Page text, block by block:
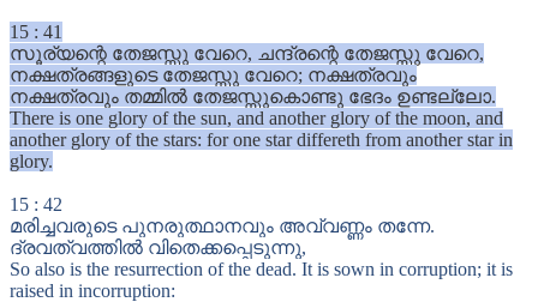
15 : 41
സൂര്യന്റെ തേജസ്സു വേറെ, ചന്ദ്രന്റെ തേജസ്സു വേറെ,
നക്ഷത്രങ്ങളുടെ തേജസ്സു വേറെ; നക്ഷത്രവും
നക്ഷത്രവും തമ്മിൽ തേജസ്സുകൊണ്ടു ഭേദം ഉണ്ടല്ലോ.
There is one glory of the sun, and another glory of the moon, and
another glory of the stars: for one star differeth from another star in
glory.
15 : 42
മരിച്ചവരുടെ പുനരുത്ഥാനവും അവ്വണ്ണം തന്നേ.
ദ്രവത്വത്തിൽ വിതെക്കപ്പെടുന്നു,
So also is the resurrection of the dead. It is sown in corruption; it is
raised in incorruption: